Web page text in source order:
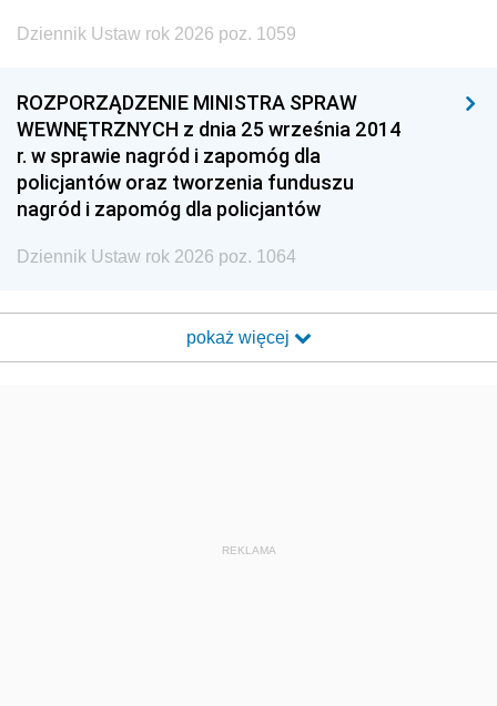
Dziennik Ustaw rok 2026 poz. 1059
ROZPORZĄDZENIE MINISTRA SPRAW
WEWNĘTRZNYCH z dnia 25 września 2014
r. w sprawie nagród i zapomóg dla
policjantów oraz tworzenia funduszu
nagród i zapomóg dla policjantów
Dziennik Ustaw rok 2026 poz. 1064
pokaż więcej
REKLAMA